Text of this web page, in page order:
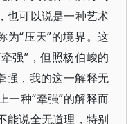
也可以说是一种艺术
为“压天”的境界。这
强”，但照杨伯峻的
强，我的这一解释无
一种“牵强”的解释而
能说全无道理，特别